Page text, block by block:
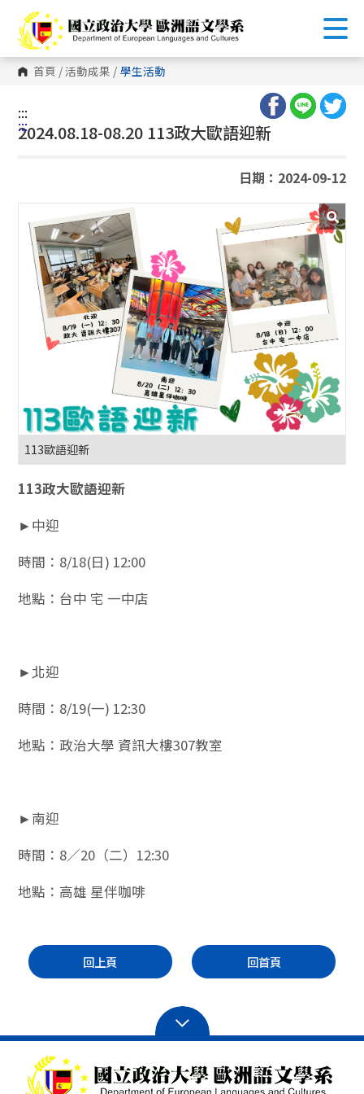
到
主
要
內
容 首頁 /活動成果 / 學生活動
:::
:::
2024.08.18-08.20 113政大歐語迎新
日期：2024-09-12
113歐語迎新
113政大歐語迎新
►中迎
時間：8/18(日) 12:00
地點：台中 宅 一中店
►北迎
時間：8/19(一) 12:30
地點：政治大學 資訊大樓307教室
►南迎
時間：8／20（二）12:30
地點：高雄 星伴咖啡
回上頁 回首頁